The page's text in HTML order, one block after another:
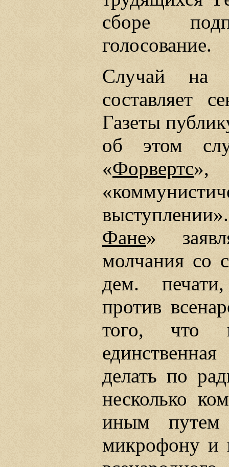
сборе
голосование.
Случай на
составляет
Газеты
об этом
«Форвертс»,
Фане»
молчания со
дем. печати,
против
того, что
делать по
несколько
иным путем
микрофону и